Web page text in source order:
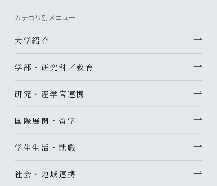
カテゴリ別メニュー
大学紹介
学部・研究科／教育
研究・産学官連携
国際展開・留学
学生生活・就職
社会・地域連携